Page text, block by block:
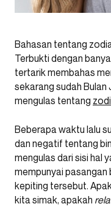
Bahasan tentang
Terbukti dengan
tertarik membahas
sekarang sudah Bulan
mengulas tentang
Beberapa waktu lalu
dan negatif tentang
mengulas dari sisi hal
mempunyai
kepiting tersebut.
kita simak, apakah